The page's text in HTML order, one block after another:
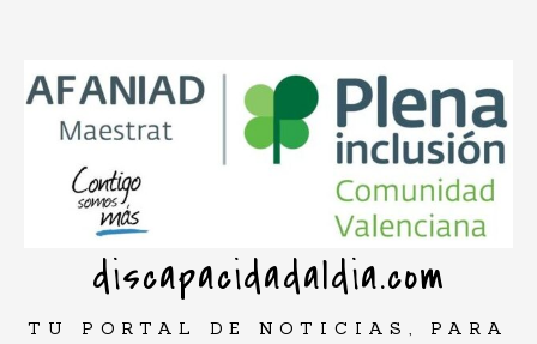
contenido
discapacidadaldia.com
TU PORTAL DE NOTICIAS, PARA